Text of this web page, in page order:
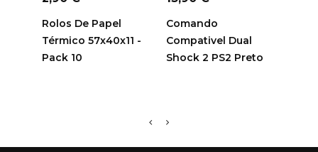
Rolos De Papel
Térmico 57x40x11 -
Pack 10
Comando
Compativel Dual
Shock 2 PS2 Preto